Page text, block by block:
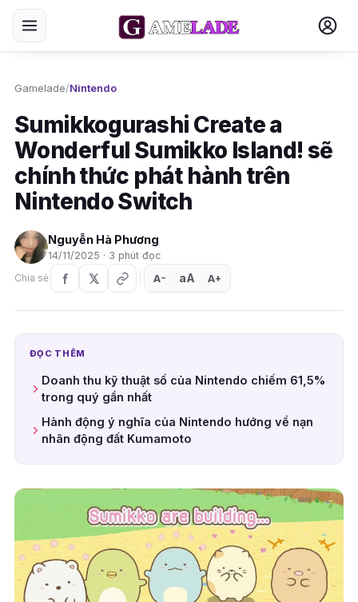
Gamelade/Nintendo
Sumikkogurashi Create a
Wonderful Sumikko Island! sẽ
chính thức phát hành trên
Nintendo Switch
Nguyễn Hà Phương
14/11/2025 · 3 phút đọc
Chia sẻ
A− aA A+
ĐỌC THÊM
Doanh thu kỹ thuật số của Nintendo chiếm 61,5%
trong quý gần nhất
Hành động ý nghĩa của Nintendo hướng về nạn
nhân động đất Kumamoto